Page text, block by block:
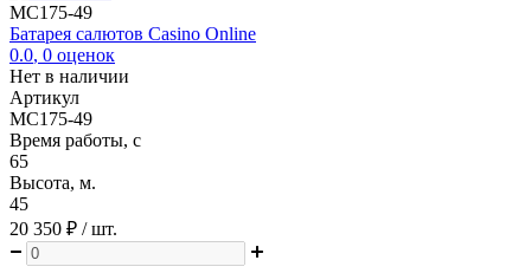
MC175-49
Батарея салютов Casino Online
0.0, 0 оценок
Нет в наличии
Артикул
MC175-49
Время работы, с
65
Высота, м.
45
20 350 ₽ / шт.